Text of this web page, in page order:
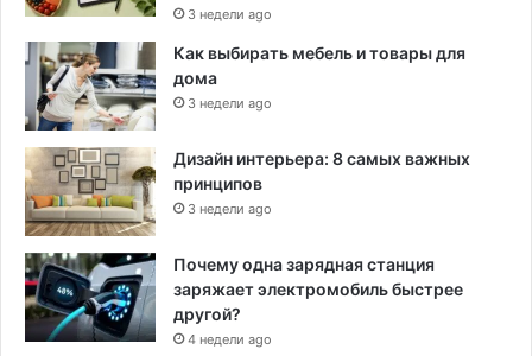
3 недели ago
Как выбирать мебель и товары для
дома
3 недели ago
Дизайн интерьера: 8 самых важных
принципов
3 недели ago
Почему одна зарядная станция
заряжает электромобиль быстрее
другой?
4 недели ago